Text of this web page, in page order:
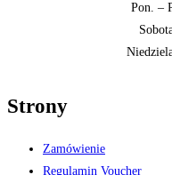
Pon. –
Strony
Zamówienie
Regulamin Voucher